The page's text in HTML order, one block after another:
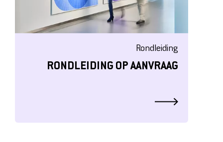
Rondleiding
RONDLEIDING OP AANVRAAG